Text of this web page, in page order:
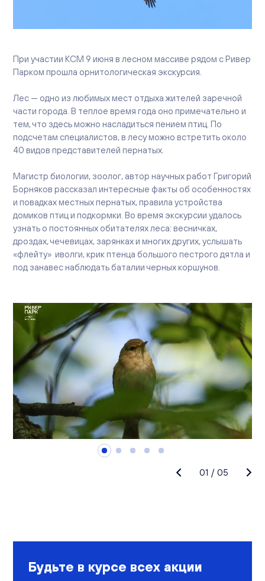
Офисы продаж
Контакты
При участии КСМ 9 июня в лесном массиве рядом с Ривер
Парком прошла орнитологическая экскурсия.
Лес — одно из любимых мест отдыха жителей заречной
части города. В теплое время года оно примечательно и
тем, что здесь можно насладиться пением птиц. По
подсчетам специалистов, в лесу можно встретить около
40 видов представителей пернатых.
Магистр биологии, зоолог, автор научных работ Григорий
Борняков рассказал интересные факты об особенностях
и повадках местных пернатых, правила устройства
домиков птиц и подкормки. Во время экскурсии удалось
узнать о постоянных обитателях леса: весничках,
дроздах, чечевицах, зарянках и многих других, услышать
«флейту» иволги, крик птенца большого пестрого дятла и
под занавес наблюдать баталии черных коршунов.
01 / 05
Будьте в курсе всех акции